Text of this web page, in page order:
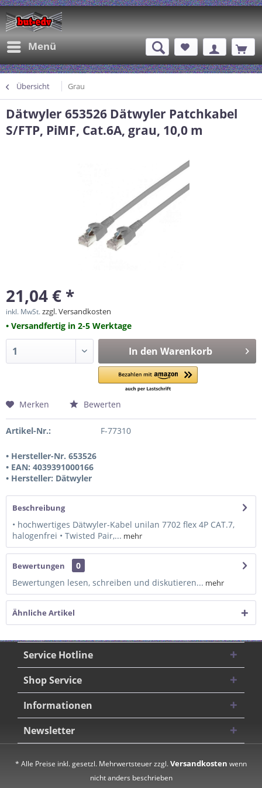
Menü
Übersicht Grau
Dätwyler 653526 Dätwyler Patchkabel
S/FTP, PiMF, Cat.6A, grau, 10,0 m
21,04 € *
inkl. MwSt.zzgl. Versandkosten
• Versandfertig in 2-5 Werktage
In den Warenkorb
Merken Bewerten
Artikel-Nr.: F-77310
• Hersteller-Nr. 653526
• EAN: 4039391000166
• Hersteller: Dätwyler
Beschreibung
• hochwertiges Dätwyler-Kabel unilan 7702 flex 4P CAT.7,
halogenfrei • Twisted Pair,... mehr
Bewertungen
0
Bewertungen lesen, schreiben und diskutieren... mehr
Ähnliche Artikel
Service Hotline
Shop Service
Informationen
Newsletter
* Alle Preise inkl. gesetzl. Mehrwertsteuer zzgl.Versandkosten wenn
nicht anders beschrieben